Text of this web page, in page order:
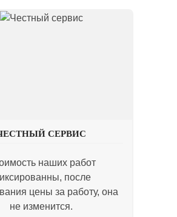
СЕРВИС
наших работ
после
цены за работу, она
не изменится.